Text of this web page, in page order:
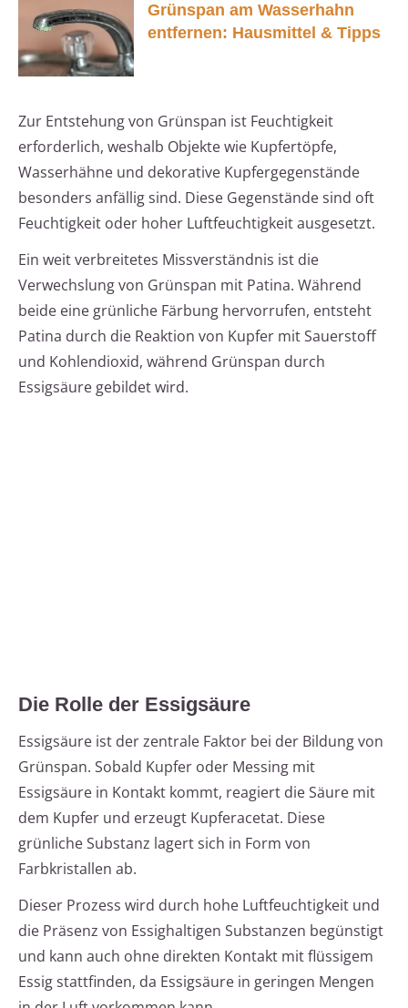
Grünspan am Wasserhahn
entfernen: Hausmittel & Tipps
Zur Entstehung von Grünspan ist Feuchtigkeit
erforderlich, weshalb Objekte wie Kupfertöpfe,
Wasserhähne und dekorative Kupfergegenstände
besonders anfällig sind. Diese Gegenstände sind oft
Feuchtigkeit oder hoher Luftfeuchtigkeit ausgesetzt.
Ein weit verbreitetes Missverständnis ist die
Verwechslung von Grünspan mit Patina. Während
beide eine grünliche Färbung hervorrufen, entsteht
Patina durch die Reaktion von Kupfer mit Sauerstoff
und Kohlendioxid, während Grünspan durch
Essigsäure gebildet wird.
Die Rolle der Essigsäure
Essigsäure ist der zentrale Faktor bei der Bildung von
Grünspan. Sobald Kupfer oder Messing mit
Essigsäure in Kontakt kommt, reagiert die Säure mit
dem Kupfer und erzeugt Kupferacetat. Diese
grünliche Substanz lagert sich in Form von
Farbkristallen ab.
Dieser Prozess wird durch hohe Luftfeuchtigkeit und
die Präsenz von Essighaltigen Substanzen begünstigt
und kann auch ohne direkten Kontakt mit flüssigem
Essig stattfinden, da Essigsäure in geringen Mengen